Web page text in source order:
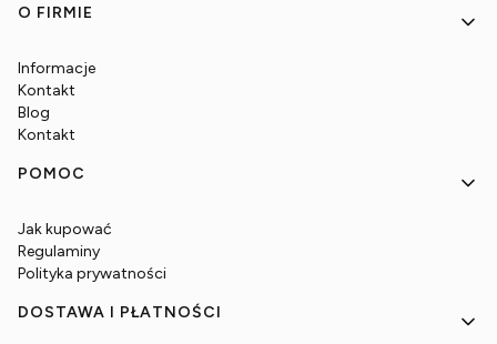
Linki w stopce
O FIRMIE
Informacje
Kontakt
Blog
Kontakt
POMOC
Jak kupować
Regulaminy
Polityka prywatności
DOSTAWA I PŁATNOŚCI